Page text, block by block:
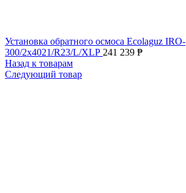
Установка обратного осмоса Ecolaguz IRO-
300/2x4021/R23/L/XLP 241 239 ₱
Назад к товарам
Следующий товар